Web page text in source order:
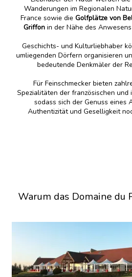
Wanderungen im Regionalen
France sowie die Golfplätze von
Griffon in der Nähe des
Geschichts- und Kulturliebhaber
umliegenden Dörfern organisieren
bedeutende Denkmäler der
Für Feinschmecker bieten
Spezialitäten der französischen und
sodass sich der Genuss eines
Authentizität und Geselligkeit
Warum das Domaine du